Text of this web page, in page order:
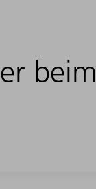
beim